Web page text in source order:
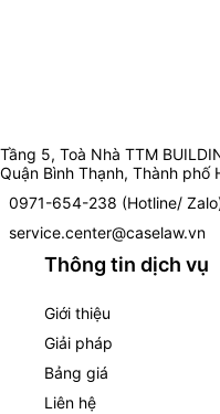
Tầng 5, Toà Nhà TTM
Quận Bình Thạnh, Thành phố
0971-654-238 (Hotline/
service.center@caselaw.vn
Thông tin dịch vụ
Giới thiệu
Giải pháp
Bảng giá
Liên hệ